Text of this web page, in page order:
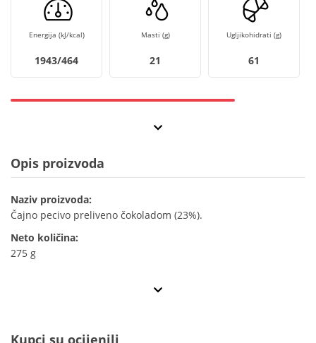
Energija (kJ/kcal)
1943/464
Masti (g)
21
Ugljikohidrati (g)
61
Opis proizvoda
Naziv proizvoda:
Čajno pecivo preliveno čokoladom (23%).
Neto količina:
275 g